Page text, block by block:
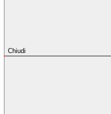
Chiudi